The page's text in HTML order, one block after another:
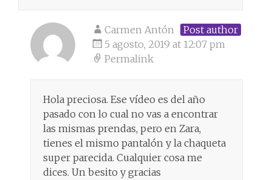
Carmen Antón
Post author
5 agosto, 2019 at 12:07 pm
Permalink
Hola preciosa. Ese vídeo es del año
pasado con lo cual no vas a encontrar
las mismas prendas, pero en Zara,
tienes el mismo pantalón y la chaqueta
super parecida. Cualquier cosa me
dices. Un besito y gracias